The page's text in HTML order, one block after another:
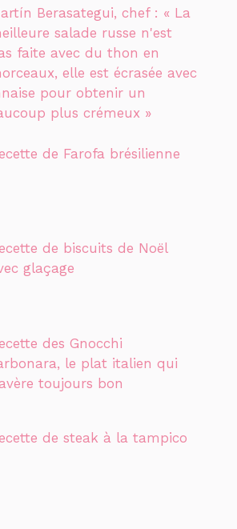
Berasategui, chef : « La
salade russe n'est
faite avec du thon en
elle est écrasée avec
pour obtenir un
plus crémeux »
de Farofa brésilienne
de biscuits de Noël
glaçage
des Gnocchi
le plat italien qui
toujours bon
de steak à la tampico